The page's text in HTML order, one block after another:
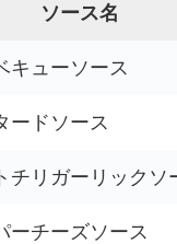
ソース名
キューソース
ードソース
チリガーリックソ
ーチーズソース